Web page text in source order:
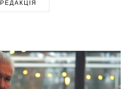
РЕДАКЦІЯ